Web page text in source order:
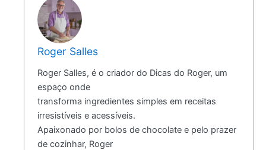
Roger Salles
Roger Salles, é o criador do Dicas do Roger, um
espaço onde
transforma ingredientes simples em receitas
irresistíveis e acessíveis.
Apaixonado por bolos de chocolate e pelo prazer
de cozinhar, Roger